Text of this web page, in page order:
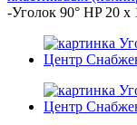
-Уголок 90° HP 20 х